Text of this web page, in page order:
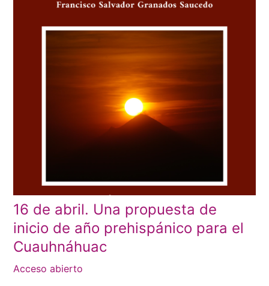
16 de abril. Una propuesta de
inicio de año prehispánico para el
Cuauhnáhuac
Acceso abierto